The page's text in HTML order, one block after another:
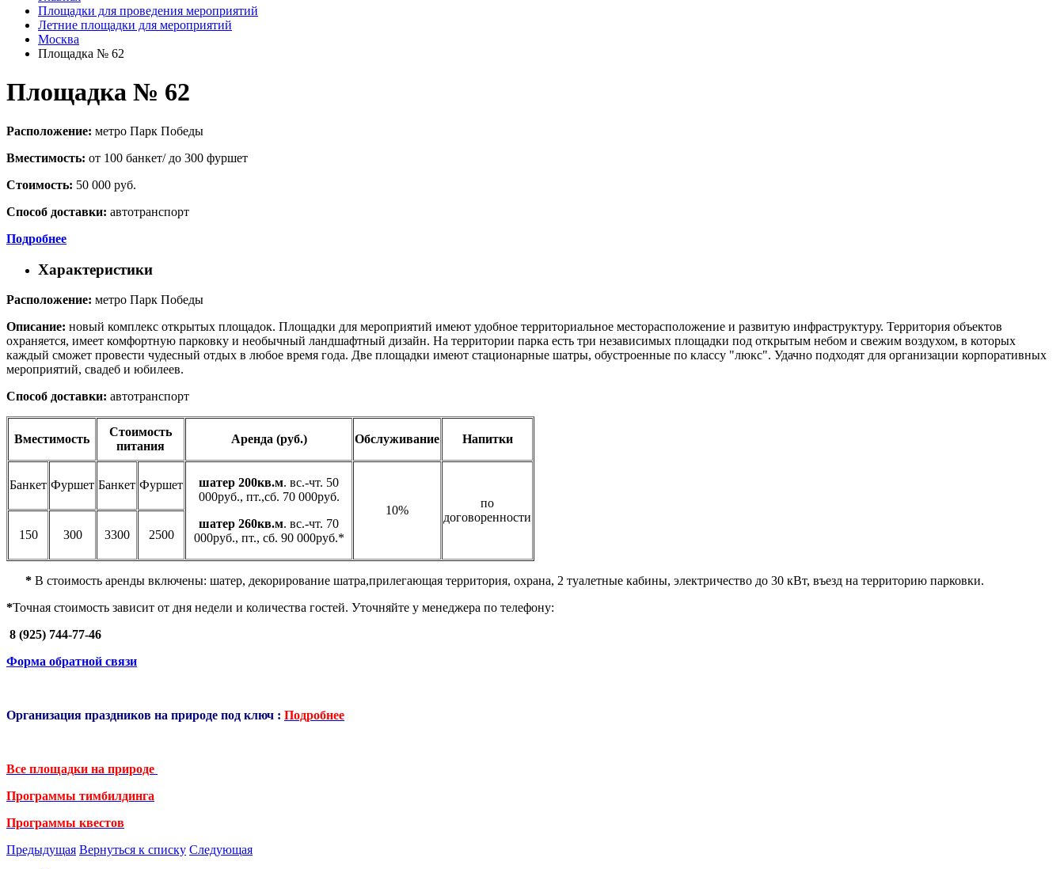
Площадки для проведения мероприятий
Летние площадки для мероприятий
Москва
Площадка № 62
Площадка № 62
Расположение: метро Парк Победы
Вместимость: от 100 банкет/ до 300 фуршет
Стоимость: 50 000 руб.
Способ доставки: автотранспорт
Подробнее
Характеристики
Расположение: метро Парк Победы
Описание: новый комплекс открытых площадок. Площадки для мероприятий имеют удобное территориальное месторасположение и развитую инфраструктуру. Территория объектов
охраняется, имеет комфортную парковку и необычный ландшафтный дизайн. На территории парка есть три независимых площадки под открытым небом и свежим воздухом, в которых
каждый сможет провести чудесный отдых в любое время года. Две площадки имеют стационарные шатры, обустроенные по классу "люкс". Удачно подходят для организации корпоративных
мероприятий, свадеб и юбилеев.
Способ доставки: автотранспорт
Вместимость
Стоимость
питания
Аренда (руб.) Обслуживание Напитки
Банкет Фуршет Банкет Фуршет шатер 200кв.м. вс.-чт. 50
000руб., пт.,сб. 70 000руб.
шатер 260кв.м. вс.-чт. 70
000руб., пт., сб. 90 000руб.*
10%
по
договоренности
150
300 3300 2500
* В стоимость аренды включены: шатер, декорирование шатра,прилегающая территория, охрана, 2 туалетные кабины, электричество до 30 кВт, въезд на территорию парковки.
*Точная стоимость зависит от дня недели и количества гостей. Уточняйте у менеджера по телефону:
8 (925) 744-77-46
Форма обратной связи
Организация праздников на природе под ключ : Подробнее
Все площадки на природе
Программы тимбилдинга
Программы квестов
Предыдущая Вернуться к списку Следующая